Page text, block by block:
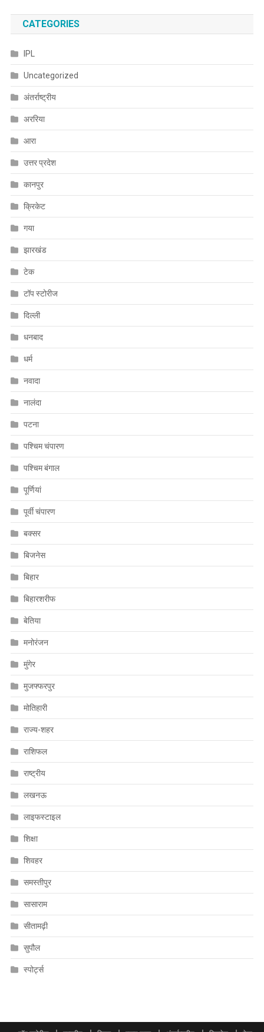
CATEGORIES
IPL
Uncategorized
अंतर्राष्ट्रीय
अररिया
आरा
उत्तर प्रदेश
कानपुर
क्रिकेट
गया
झारखंड
टेक
टॉप स्टोरीज
दिल्ली
धनबाद
धर्म
नवादा
नालंदा
पटना
पश्चिम चंपारण
पश्चिम बंगाल
पूर्णियां
पूर्वी चंपारण
बक्सर
बिजनेस
बिहार
बिहारशरीफ
बेतिया
मनोरंजन
मुंगेर
मुजफ्फरपुर
मोतिहारी
राज्य-शहर
राशिफल
राष्ट्रीय
लखनऊ
लाइफस्टाइल
शिक्षा
शिवहर
समस्तीपुर
सासाराम
सीतामढ़ी
सुपौल
स्पोर्ट्स